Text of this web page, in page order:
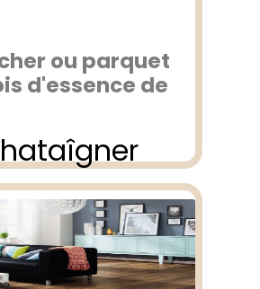
ou parquet
d'essence de